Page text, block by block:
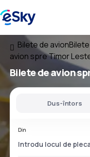
Bilete de avion
avion spre Timor
Bilete de avion
Dus-întors
Din